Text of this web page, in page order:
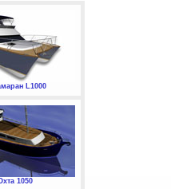
L1000
1050